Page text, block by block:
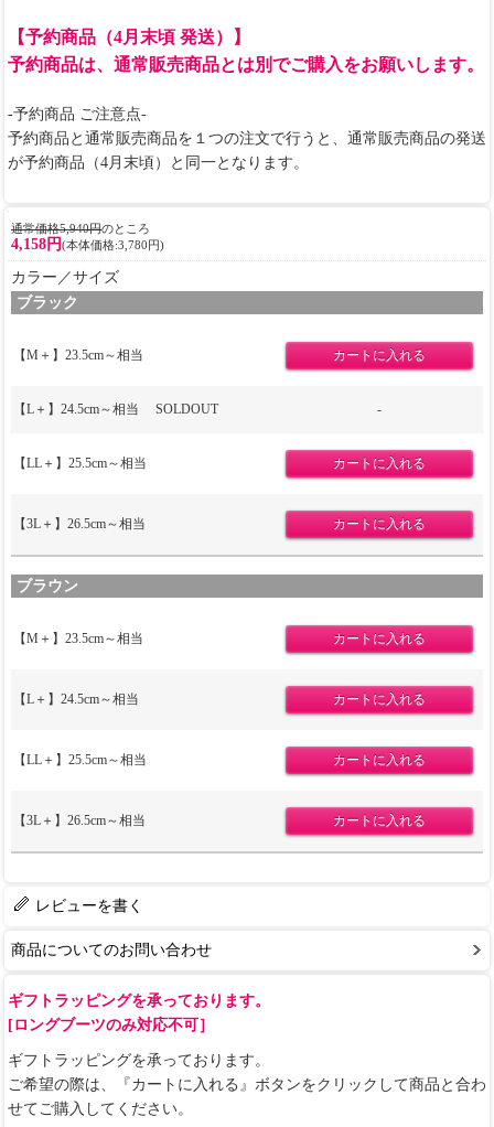
【予約商品（4月末頃 発送）】
予約商品は、通常販売商品とは別でご購入をお願いします。
-予約商品 ご注意点-
予約商品と通常販売商品を１つの注文で行うと、通常販売商品の発送
が予約商品（4月末頃）と同一となります。
通常価格5,940円のところ
4,158円(本体価格:3,780円)
カラー／サイズ
ブラック
【M＋】23.5cm～相当
【L＋】24.5cm～相当 SOLDOUT -
【LL＋】25.5cm～相当
【3L＋】26.5cm～相当
ブラウン
【M＋】23.5cm～相当
【L＋】24.5cm～相当
【LL＋】25.5cm～相当
【3L＋】26.5cm～相当
レビューを書く
商品についてのお問い合わせ
ギフトラッピングを承っております。
[ロングブーツのみ対応不可］
ギフトラッピングを承っております。
ご希望の際は、『カートに入れる』ボタンをクリックして商品と合わ
せてご購入してください。